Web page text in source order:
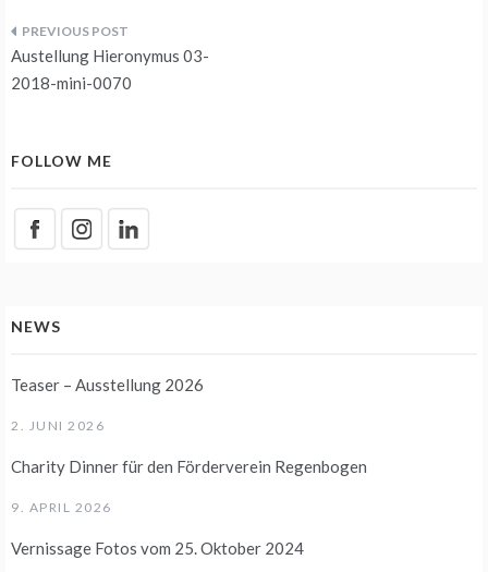
Beitragsnavigation
Austellung Hieronymus 03-
2018-mini-0070
FOLLOW ME
NEWS
Teaser – Ausstellung 2026
2. JUNI 2026
Charity Dinner für den Förderverein Regenbogen
9. APRIL 2026
Vernissage Fotos vom 25. Oktober 2024